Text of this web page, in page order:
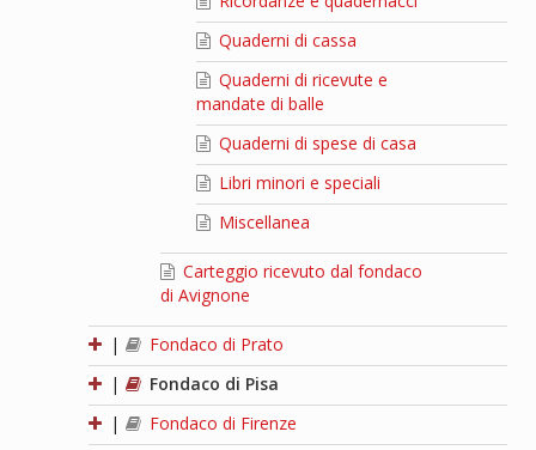
Quaderni di cassa
Quaderni di ricevute e
mandate di balle
Quaderni di spese di casa
Libri minori e speciali
Miscellanea
Carteggio ricevuto dal fondaco
di Avignone
|
Fondaco di Prato
|
Fondaco di Pisa
|
Fondaco di Firenze